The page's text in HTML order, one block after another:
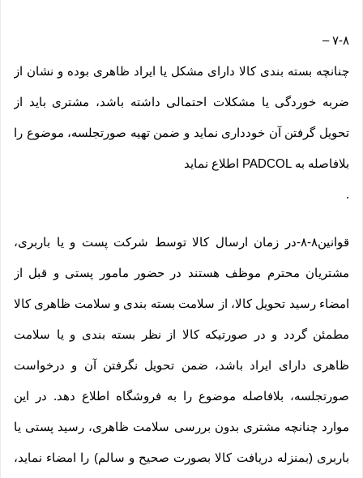
۷-۸–
چنانچه بسته بندی کالا دارای مشکل یا ایراد ظاهری بوده و نشان از
ضربه خوردگی یا مشکلات احتمالی داشته باشد، مشتری باید از
تحویل گرفتن آن خودداری نماید و ضمن تهیه صورتجلسه، موضوع را
بلافاصله به PADCOL اطلاع نماید
.
قوانین۸-۸-در زمان ارسال کالا توسط شرکت پست و یا باربری،
مشتریان محترم موظف هستند در حضور مامور پستی و قبل از
امضاء رسید تحویل کالا، از سلامت بسته بندی و سلامت ظاهری کالا
مطمئن گردد و در صورتیکه کالا از نظر بسته بندی و یا سلامت
ظاهری دارای ایراد باشد، ضمن تحویل نگرفتن آن و درخواست
صورتجلسه، بلافاصله موضوع را به فروشگاه اطلاع دهد. در این
موارد چنانچه مشتری بدون بررسی سلامت ظاهری، رسید پستی یا
باربری (بمنزله دریافت کالا بصورت صحیح و سالم) را امضاء نماید،